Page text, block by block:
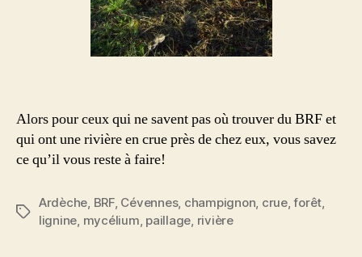
Alors pour ceux qui ne savent pas où trouver du BRF et
qui ont une rivière en crue près de chez eux, vous savez
ce qu’il vous reste à faire!
Étiquettes
Ardèche BRF, Cévennes, champignon crue,forêt
lignine mycélium paillage rivière